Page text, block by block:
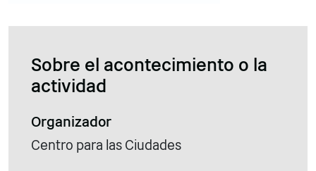
Sobre el acontecimiento o la
actividad
Organizador
Centro para las Ciudades